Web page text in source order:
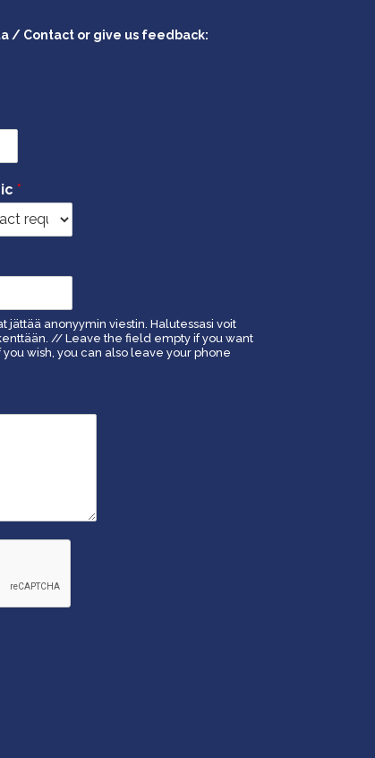
/ Contact or give us feedback:
*
jättää anonyymin viestin. Halutessasi voit
// Leave the field empty if you want
wish, you can also leave your phone